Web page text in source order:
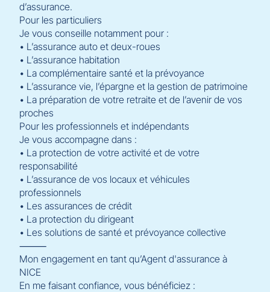
d’assurance.
Pour les particuliers
Je vous conseille notamment pour :
• L’assurance auto et deux-roues
• L’assurance habitation
• La complémentaire santé et la prévoyance
• L’assurance vie, l’épargne et la gestion de patrimoine
• La préparation de votre retraite et de l’avenir de vos
proches
Pour les professionnels et indépendants
Je vous accompagne dans :
• La protection de votre activité et de votre
responsabilité
• L’assurance de vos locaux et véhicules
professionnels
• Les assurances de crédit
• La protection du dirigeant
• Les solutions de santé et prévoyance collective
⸻
Mon engagement en tant qu’Agent d'assurance à
NICE
En me faisant confiance, vous bénéficiez :